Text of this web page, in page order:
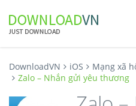
DownloadVN iOS
Mạng xã
Zalo – Nhắn gửi yêu thương